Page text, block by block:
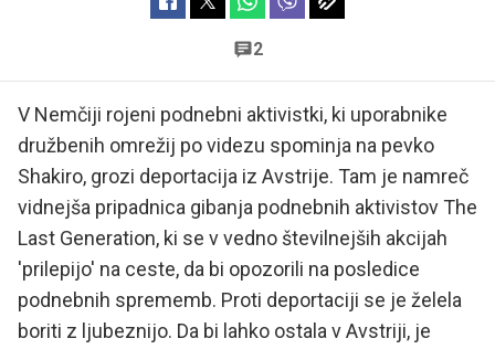
2
V Nemčiji rojeni podnebni aktivistki, ki uporabnike
družbenih omrežij po videzu spominja na pevko
Shakiro, grozi deportacija iz Avstrije. Tam je namreč
vidnejša pripadnica gibanja podnebnih aktivistov The
Last Generation, ki se v vedno številnejših akcijah
'prilepijo' na ceste, da bi opozorili na posledice
podnebnih sprememb. Proti deportaciji se je želela
boriti z ljubeznijo. Da bi lahko ostala v Avstriji, je